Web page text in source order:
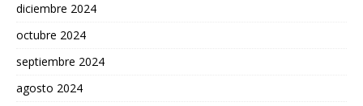
diciembre 2024
octubre 2024
septiembre 2024
agosto 2024